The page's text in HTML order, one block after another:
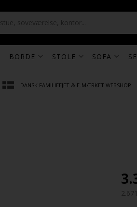
BORDE STOLE SOFA
DANSK FAMILIEEJET & E-MÆRKET WEBSHOP